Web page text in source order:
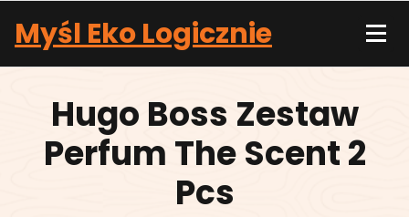
content
Myśl Eko Logicznie
Hugo Boss Zestaw
Perfum The Scent 2
Pcs